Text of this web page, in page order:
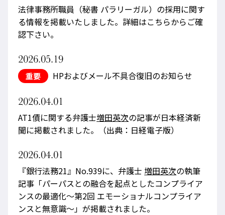
法律事務所職員（秘書 パラリーガル）の採用に関す
る情報を掲載いたしました。詳細はこちらからご確
認下さい。
2026.05.19
重要 HPおよびメール不具合復旧のお知らせ
2026.04.01
AT1債に関する弁護士増田英次の記事が日本経済新
聞に掲載されました。（出典：日経電子版）
2026.04.01
『銀行法務21』No.939に、弁護士増田英次の執筆
記事「パーパスとの融合を起点としたコンプライア
ンスの最適化～第2回 エモーショナルコンプライア
ンスと無意識～」が掲載されました。